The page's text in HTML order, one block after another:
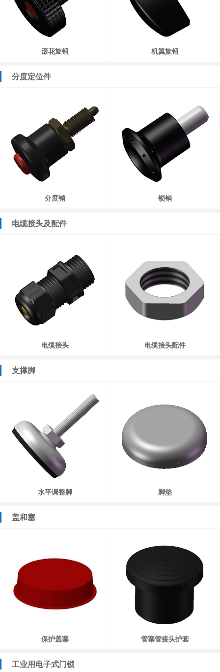
滚花旋钮 机翼旋钮
分度定位件
分度销 锁销
电缆接头及配件
电缆接头 电缆接头配件
支撑脚
水平调整脚 脚垫
盖和塞
保护盖塞 管塞管接头护套
工业用电子式门锁